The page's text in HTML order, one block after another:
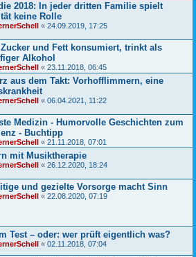
2018: In jeder dritten Familie spielt
keine Rolle
« 24.09.2019, 17:25
und Fett konsumiert, trinkt als
Alkohol
« 23.11.2018, 06:45
aus dem Takt: Vorhofflimmern, eine
« 06.04.2021, 11:22
Medizin - Humorvolle Geschichten zum
- Buchtipp
« 21.11.2018, 07:01
mit Musiktherapie
« 26.12.2020, 18:24
und gezielte Vorsorge macht Sinn
« 22.08.2020, 07:19
Test – oder: wer prüft eigentlich was?
« 02.11.2018, 07:04